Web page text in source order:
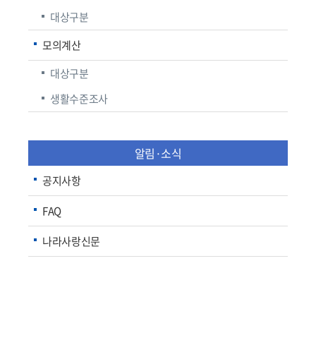
대상구분
모의계산
대상구분
생활수준조사
알림·소식
공지사항
FAQ
나라사랑신문